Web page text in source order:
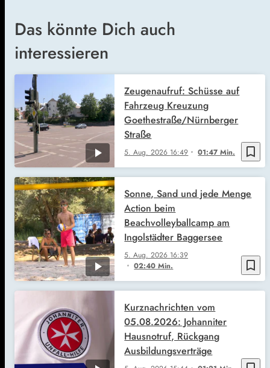
Das könnte Dich auch
interessieren
bookmark_border
5. Aug. 2026 16:49 01:47 Min.
Zeugenaufruf: Schüsse auf
Fahrzeug Kreuzung
Goethestraße/Nürnberger
Straße
bookmark_border
5. Aug. 2026 16:39
02:40 Min.
Sonne, Sand und jede Menge
Action beim
Beachvolleyballcamp am
Ingolstädter Baggersee
Kurznachrichten vom
05.08.2026: Johanniter
Hausnotruf, Rückgang
Ausbildungsverträge